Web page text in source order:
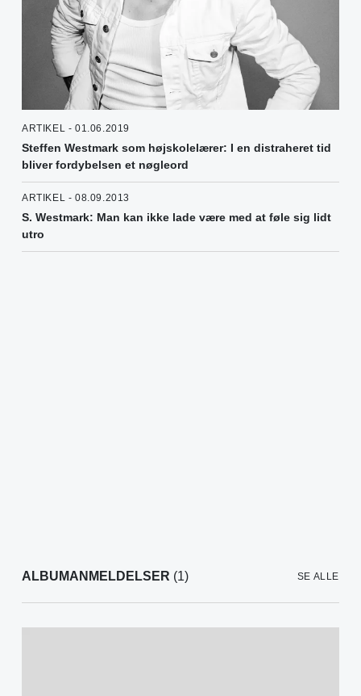
ARTIKEL - 01.06.2019
Steffen Westmark som højskolelærer: I en distraheret tid
bliver fordybelsen et nøgleord
ARTIKEL - 08.09.2013
S. Westmark: Man kan ikke lade være med at føle sig lidt
utro
ALBUMANMELDELSER (1) SE ALLE